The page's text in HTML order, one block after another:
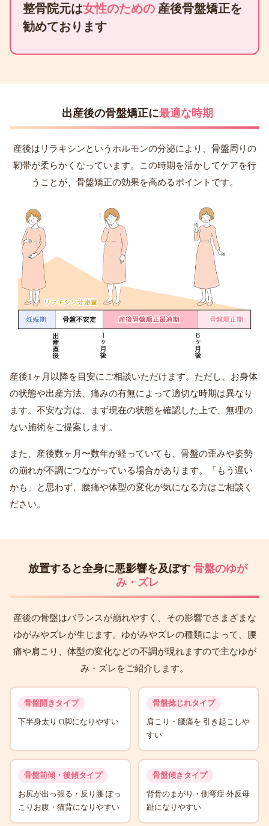
整骨院元は女性のための 産後骨盤矯正を
勧めております
出産後の骨盤矯正に最適な時期
産後はリラキシンというホルモンの分泌により、骨盤周りの
靭帯が柔らかくなっています。この時期を活かしてケアを行
うことが、骨盤矯正の効果を高めるポイントです。
産後1ヶ月以降を目安にご相談いただけます。ただし、お身体
の状態や出産方法、痛みの有無によって適切な時期は異なり
ます。不安な方は、まず現在の状態を確認した上で、無理の
ない施術をご提案します。
また、産後数ヶ月〜数年が経っていても、骨盤の歪みや姿勢
の崩れが不調につながっている場合があります。「もう遅い
かも」と思わず、腰痛や体型の変化が気になる方はご相談く
ださい。
放置すると全身に悪影響を及ぼす 骨盤のゆが
み・ズレ
産後の骨盤はバランスが崩れやすく、その影響でさまざまな
ゆがみやズレが生じます。ゆがみやズレの種類によって、腰
痛や肩こり、体型の変化などの不調が現れますので主なゆが
み・ズレをご紹介します。
骨盤開きタイプ
下半身太り O脚になりやすい
骨盤捻じれタイプ
肩こり・腰痛を 引き起こしや
すい
骨盤前傾・後傾タイプ
お尻が出っ張る・反り腰 ぽっ
こりお腹・猫背になりやすい
骨盤傾きタイプ
背骨のまがり・側弯症 外反母
趾になりやすい